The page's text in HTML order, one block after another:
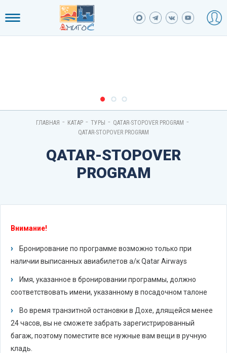
ГЛАВНАЯ - КАТАР - ТУРЫ - QATAR-STOPOVER PROGRAM -
QATAR-STOPOVER PROGRAM
QATAR-STOPOVER
PROGRAM
Внимание!
Бронирование по программе возможно только при
наличии выписанных авиабилетов а/к Qatar Airways
Имя, указанное в бронировании программы, должно
соответствовать имени, указанному в посадочном талоне
Во время транзитной остановки в Дохе, длящейся менее
24 часов, вы не сможете забрать зарегистрированный
багаж, поэтому поместите все нужные вам вещи в ручную
кладь.